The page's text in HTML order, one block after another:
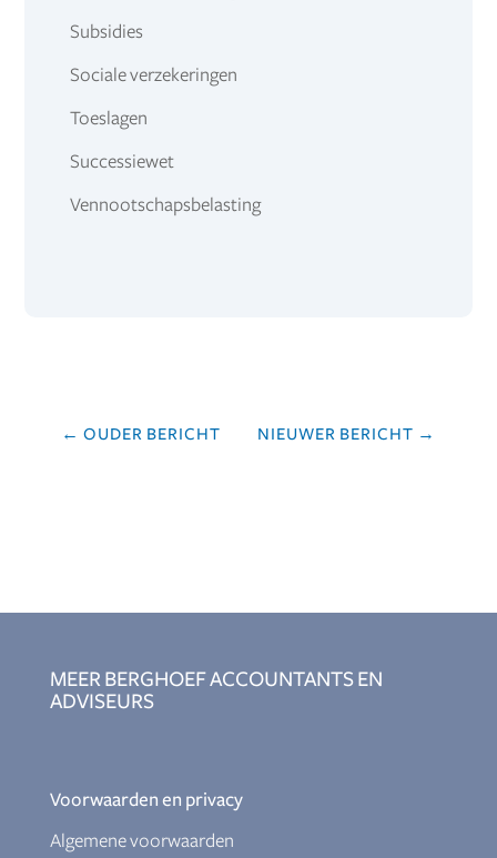
Subsidies
Sociale verzekeringen
Toeslagen
Successiewet
Vennootschapsbelasting
← OUDER BERICHT NIEUWER BERICHT →
MEER BERGHOEF ACCOUNTANTS EN
ADVISEURS
Voorwaarden en privacy
Algemene voorwaarden